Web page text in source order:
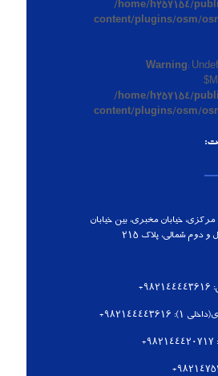
/home/h257154/
content/plugins/osm/
Warning:
/home/h257154/
content/plugins/osm/
مرکزی، خیابان مخبری، بین خیابان
دوم شمالی، پلاک 215
982144443616+
1):
982144443616+
982144420717+